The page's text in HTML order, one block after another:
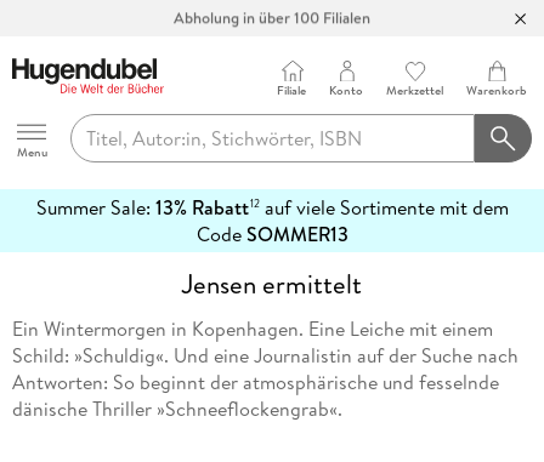
Abholung in über 100 Filialen
Hugendubel
Menu
Filiale Konto Merkzettel Warenkorb
Summer Sale: 13% Rabatt12auf viele Sortimente mit dem
CodeSOMMER13
erfahren
Jensen ermittelt
Ein Wintermorgen in Kopenhagen. Eine Leiche mit einem
Schild: »Schuldig«. Und eine Journalistin auf der Suche nach
Antworten: So beginnt der atmosphärische und fesselnde
dänische Thriller »Schneeflockengrab«.